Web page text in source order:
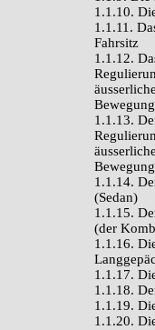
1.1.10.
1.1.11.
Fahrsitz
1.1.12.
1.1.13.
1.1.14.
(Sedan)
1.1.15.
(der
1.1.16.
1.1.17.
1.1.18.
1.1.19.
1.1.20.